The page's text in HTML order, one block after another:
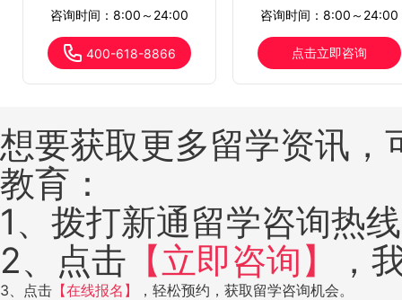
咨询时间：8:00～24:00
400-618-8866
咨询时间：8:00～24:00
点击立即咨询
想要获取更多留学资讯
教育：
1、拨打新通留学咨询热
2、点击 【立即咨询】 ，
3、点击 【在线报名】 ，轻松预约，获取留学咨询机会。